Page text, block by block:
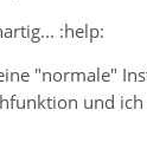
:help:
"normale"
und